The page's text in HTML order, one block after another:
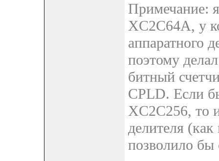
Примечание:
XC2C64A, у
аппаратного
поэтому
битный
CPLD. Если
XC2C256, то
делителя
позволило бы